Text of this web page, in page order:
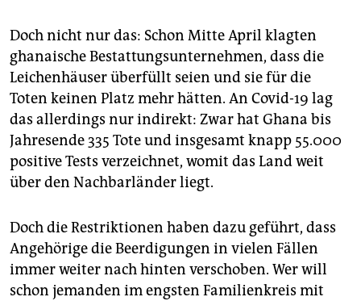
Doch nicht nur das: Schon Mitte April klagten
ghanaische Bestattungsunternehmen, dass die
Leichenhäuser überfüllt seien und sie für die
Toten keinen Platz mehr hätten. An Covid-19 lag
das allerdings nur indirekt: Zwar hat Ghana bis
Jahresende 335 Tote und insgesamt knapp 55.000
positive Tests verzeichnet, womit das Land weit
über den Nachbarländer liegt.
Doch die Restriktionen haben dazu geführt, dass
Angehörige die Beerdigungen in vielen Fällen
immer weiter nach hinten verschoben. Wer will
schon jemanden im engsten Familienkreis mit